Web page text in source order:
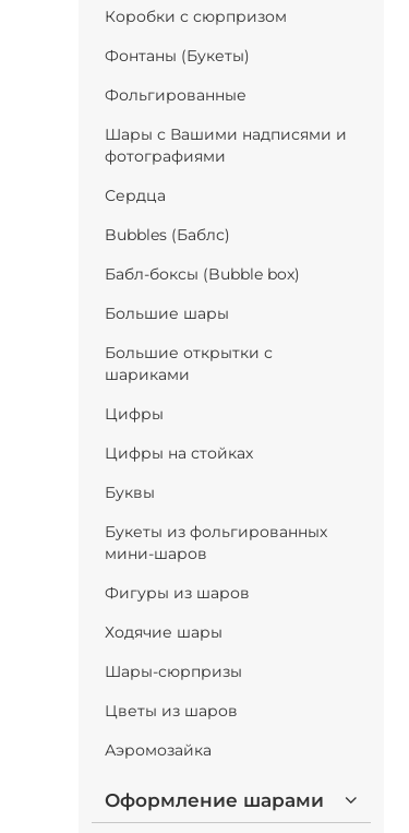
Коробки с сюрпризом
Фонтаны (Букеты)
Фольгированные
Шары с Вашими надписями и
фотографиями
Сердца
Bubbles (Баблс)
Бабл-боксы (Bubble box)
Большие шары
Большие открытки с
шариками
Цифры
Цифры на стойках
Буквы
Букеты из фольгированных
мини-шаров
Фигуры из шаров
Ходячие шары
Шары-сюрпризы
Цветы из шаров
Аэромозайка
Оформление шарами